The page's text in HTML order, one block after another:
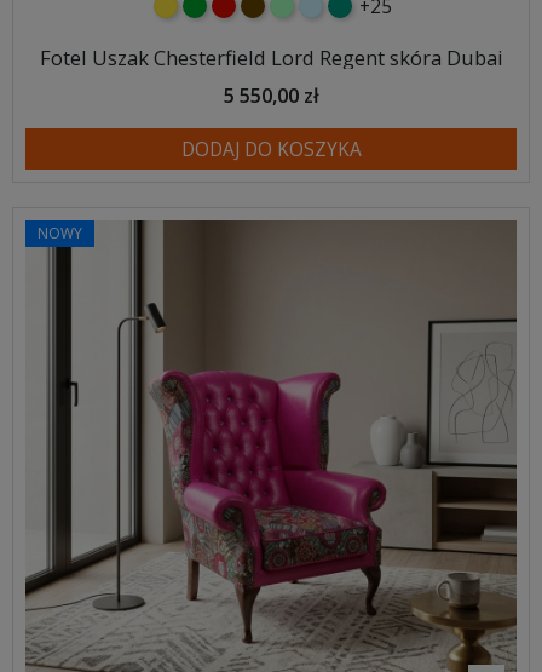
żółtyzielonyczerwony
czekoladowy
miętowybłękitny
turkusowy
+25
Fotel Uszak Chesterfield Lord Regent skóra Dubai
5 550,00 zł
DODAJ DO KOSZYKA
NOWY